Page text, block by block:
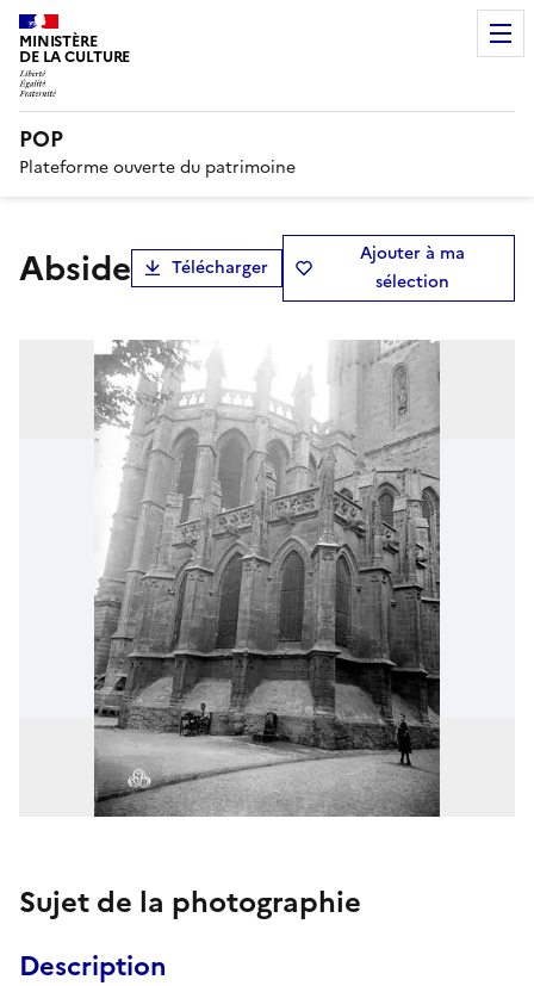
MINISTÈRE
DE LA CULTURE
POP
Plateforme ouverte du patrimoine
Abside Télécharger
Ajouter à ma
sélection
Sujet de la photographie
Description